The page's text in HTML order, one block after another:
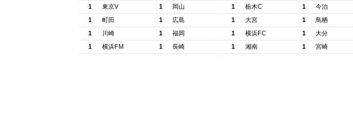
1
東京V 1
岡山
1
町田 1
広島
1
川崎 1
福岡
1
横浜FM 1 長崎
1
栃木C 1
今治
1
大宮 1
鳥栖
1
横浜FC 1
大分
1
湘南 1 宮崎